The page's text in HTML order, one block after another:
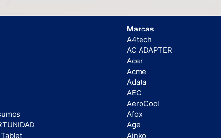
Marcas
A4tech
AC ADAPTER
Acer
Acme
Adata
AEC
AeroCool
Afox
Age
Ainko